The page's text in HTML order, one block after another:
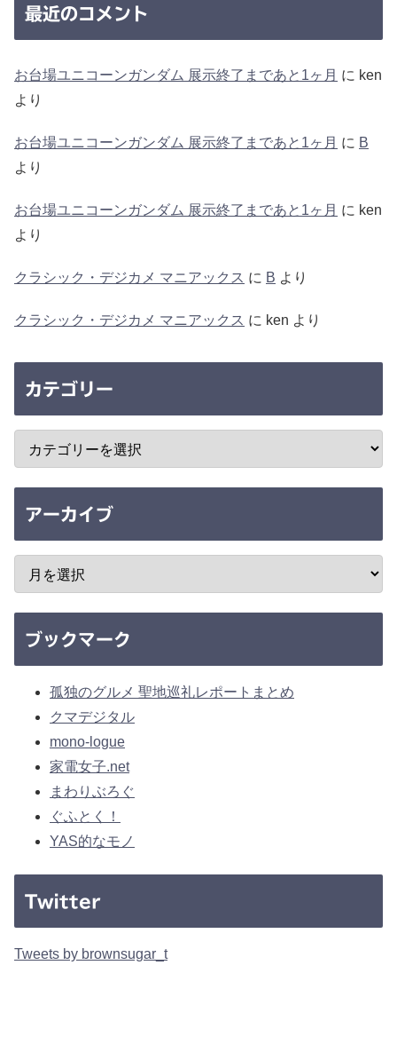
最近のコメント
お台場ユニコーンガンダム 展示終了まであと1ヶ月 に ken
より
お台場ユニコーンガンダム 展示終了まであと1ヶ月 に B
より
お台場ユニコーンガンダム 展示終了まであと1ヶ月 に ken
より
クラシック・デジカメ マニアックス に B より
クラシック・デジカメ マニアックス に ken より
カテゴリー
アーカイブ
ブックマーク
孤独のグルメ 聖地巡礼レポートまとめ
クマデジタル
mono-logue
家電女子.net
まわりぶろぐ
ぐふとく！
YAS的なモノ
Twitter
Tweets by brownsugar_t